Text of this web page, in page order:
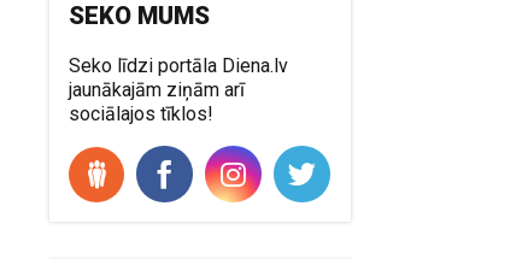
SEKO MUMS
Seko līdzi portāla Diena.lv
jaunākajām ziņām arī
sociālajos tīklos!